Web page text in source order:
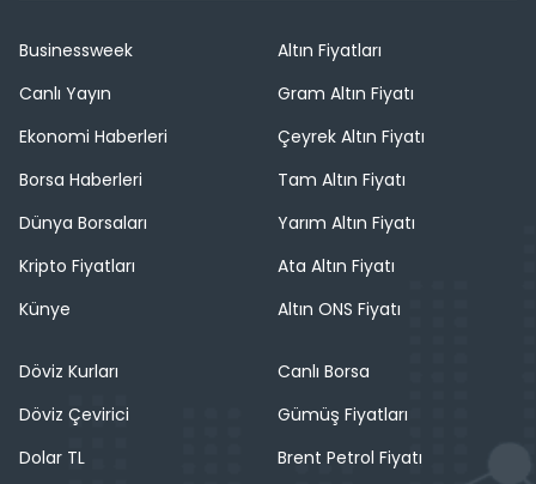
Businessweek
Canlı Yayın
Ekonomi Haberleri
Borsa Haberleri
Dünya Borsaları
Kripto Fiyatları
Künye
Altın Fiyatları
Gram Altın Fiyatı
Çeyrek Altın Fiyatı
Tam Altın Fiyatı
Yarım Altın Fiyatı
Ata Altın Fiyatı
Altın ONS Fiyatı
Döviz Kurları
Döviz Çevirici
Dolar TL
Canlı Borsa
Gümüş Fiyatları
Brent Petrol Fiyatı